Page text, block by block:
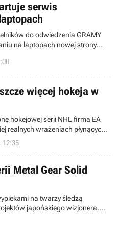
serwis
do odwiedzenia GRAMY
na laptopach nowej strony
S.A. Z okazji startu serwisu
można wygrać klucze do
więcej hokeja w
hokejowej serii NHL firma EA
realnych wrażeniach płynących z
Nie inaczej ma być w
Canada ukaże się 9 września w
3. Deweloperzy obiecują
i dynamiczne pojedynki pod
12:35
Metal Gear Solid
na twarzy śledzą
japońskiego wizjonera.
wzbudzać jego ostatnia
z takich szykowanych